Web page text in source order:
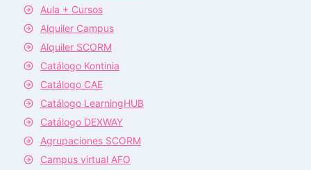
Aula + Cursos
Alquiler Campus
Alquiler SCORM
Catálogo Kontinia
Catálogo CAE
Catálogo LearningHUB
Catálogo DEXWAY
Agrupaciones SCORM
Campus virtual AFO